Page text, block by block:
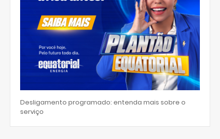
Desligamento programado: entenda mais sobre o
serviço